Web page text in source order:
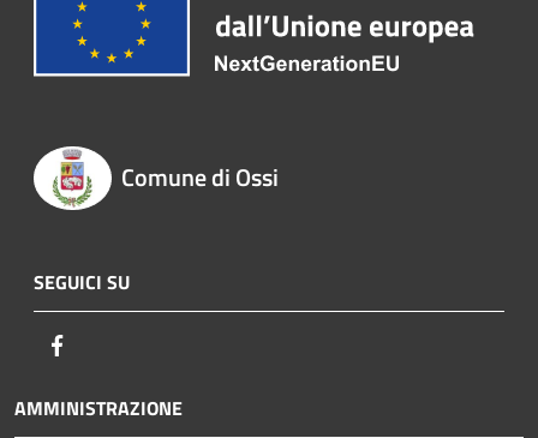
Comune di Ossi
SEGUICI SU
AMMINISTRAZIONE